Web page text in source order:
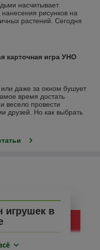
насчитывает
рисунков на
растений. Сегодня
карточная игра УНО
или даже за окном бушует
время достать
весело провести
друзей. Но как выбрать
игрушек в
предлагает